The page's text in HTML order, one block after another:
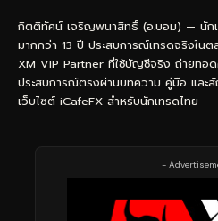
กิตติทัศน์ เจริญพนาสิทธิ์ (อ.บอม) — นัก
มากกว่า 13 ปี ประสบการณ์เทรดจริงใน
XM VIP Partner ที่ใช้บัญชีจริง ถ่ายทอด
ประสบการณ์ตรงผ่านบทความ คู่มือ แล
เว็บไซต์ iCafeFX สำหรับนักเทรดไทย
-